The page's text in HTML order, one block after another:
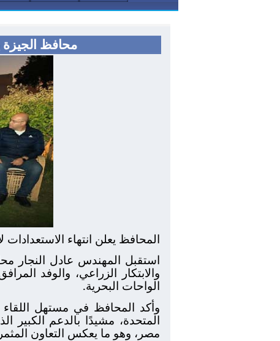
محافظ الجيزة
المحافظ يعلن انتهاء
استقبل المهندس عادل النجار
والابتكار الزراعي، والوفد
الواحات البحرية.
وأكد المحافظ في مستهل اللقاء
المتحدة، مشيدًا بالدعم الكبير
مصر، وهو ما يعكس التعاون